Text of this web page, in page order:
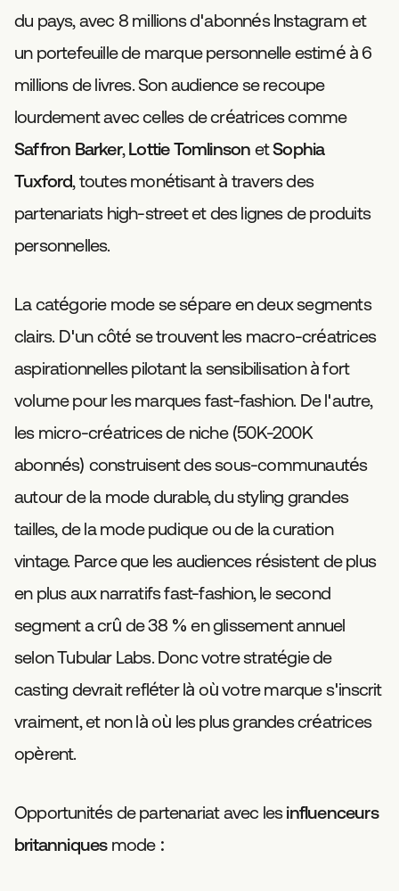
du pays, avec 8 millions d'abonnés Instagram et
un portefeuille de marque personnelle estimé à 6
millions de livres. Son audience se recoupe
lourdement avec celles de créatrices comme
Saffron Barker, Lottie Tomlinson etSophia
Tuxford, toutes monétisant à travers des
partenariats high-street et des lignes de produits
personnelles.
La catégorie mode se sépare en deux segments
clairs. D'un côté se trouvent les macro-créatrices
aspirationnelles pilotant la sensibilisation à fort
volume pour les marques fast-fashion. De l'autre,
les micro-créatrices de niche (50K-200K
abonnés) construisent des sous-communautés
autour de la mode durable, du styling grandes
tailles, de la mode pudique ou de la curation
vintage. Parce que les audiences résistent de plus
en plus aux narratifs fast-fashion, le second
segment a crû de 38 % en glissement annuel
selon Tubular Labs. Donc votre stratégie de
casting devrait refléter là où votre marque s'inscrit
vraiment, et non là où les plus grandes créatrices
opèrent.
Opportunités de partenariat avec lesinfluenceurs
britanniquesmode :